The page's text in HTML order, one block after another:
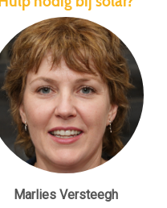
Marlies Versteegh